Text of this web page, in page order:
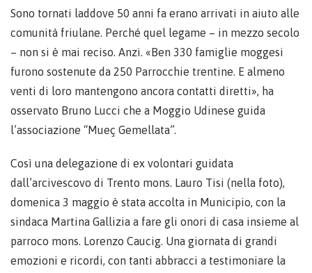
Sono tornati laddove 50 anni fa erano arrivati in aiuto alle
comunità friulane. Perché quel legame – in mezzo secolo
– non si è mai reciso. Anzi. «Ben 330 famiglie moggesi
furono sostenute da 250 Parrocchie trentine. E almeno
venti di loro mantengono ancora contatti diretti», ha
osservato Bruno Lucci che a Moggio Udinese guida
l’associazione “Mueç Gemellata”.
Così una delegazione di ex volontari guidata
dall’arcivescovo di Trento mons. Lauro Tisi (nella foto),
domenica 3 maggio è stata accolta in Municipio, con la
sindaca Martina Gallizia a fare gli onori di casa insieme al
parroco mons. Lorenzo Caucig. Una giornata di grandi
emozioni e ricordi, con tanti abbracci a testimoniare la